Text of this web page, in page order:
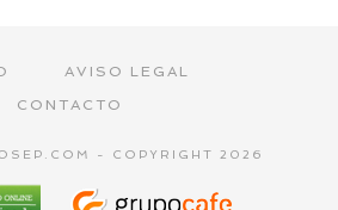
AVISO LEGAL
CONTACTO
- COPYRIGHT 2026